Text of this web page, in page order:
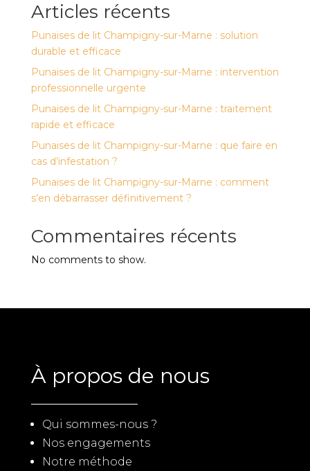
Articles récents
Punaises de lit Champigny-sur-Marne : solution
durable et efficace
Punaises de lit Champigny-sur-Marne : intervention
professionnelle urgente
Punaises de lit Champigny-sur-Marne : traitement
rapide et efficace
Punaises de lit Champigny-sur-Marne : que faire en
cas d’infestation ?
Punaises de lit Champigny-sur-Marne : comment
s’en débarrasser définitivement ?
Commentaires récents
No comments to show.
À propos de nous
Qui sommes-nous ?
Nos engagements
Notre méthode